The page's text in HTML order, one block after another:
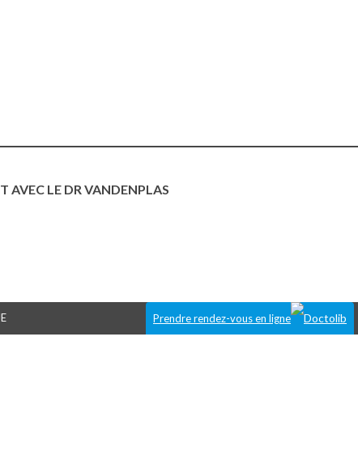
AVEC LE DR VANDENPLAS
Prendre rendez-vous en ligne